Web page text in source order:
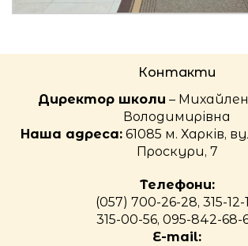
Контакти
Директор школи –
Володимирівна
Наша адреса:61085 м. Харків,
Проскури, 7
Телефони:
(057) 700-26-28, 315-12-
315-00-56, 095-842-68-
E-mail: